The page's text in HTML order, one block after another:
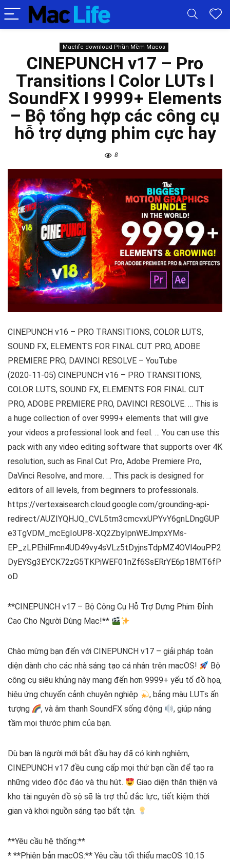
Maclife download Phần Mềm Macos
CINEPUNCH v17 – Pro
Transitions I Color LUTs I
SoundFX I 9999+ Elements
– Bộ tổng hợp các công cụ
hỗ trợ dựng phim cực hay
8
CINEPUNCH v16 – PRO TRANSITIONS, COLOR LUTS,
SOUND FX, ELEMENTS FOR FINAL CUT PRO, ADOBE
PREMIERE PRO, DAVINCI RESOLVE – YouTube
(2020-11-05) CINEPUNCH v16 – PRO TRANSITIONS,
COLOR LUTS, SOUND FX, ELEMENTS FOR FINAL CUT
PRO, ADOBE PREMIERE PRO, DAVINCI RESOLVE. … This is
a huge collection of over 9999+ elements that will give
your videos a professional look and feel. … You can use this
pack with any video editing software that supports over 4K
resolution, such as Final Cut Pro, Adobe Premiere Pro,
DaVinci Resolve, and more. … This pack is designed for
editors of all levels, from beginners to professionals.
https://vertexaisearch.cloud.google.com/grounding-api-
redirect/AUZIYQHJQ_CVL5tm3cmcvxUPYvY6gnLDngGUP
e3TgVDM_mcEgIoUP8-XQ2ZbyIpnWEJmpxYMs-
EP_zLPEhilFmn4UD49vy4sVLz5tDyjnsTdpMZ4OVl4ouPP2
DyEYSg3EYCK72zG5TKPiWEF01nZf6SsERrYE6p1BMT6fP
oD
**CINEPUNCH v17 – Bộ Công Cụ Hỗ Trợ Dựng Phim Đỉnh
Cao Cho Người Dùng Mac!**
Chào mừng bạn đến với CINEPUNCH v17 – giải pháp toàn
diện dành cho các nhà sáng tạo cá nhân trên macOS!
Bộ
công cụ siêu khủng này mang đến hơn 9999+ yếu tố đồ họa,
hiệu ứng chuyển cảnh chuyên nghiệp
, bảng màu LUTs ấn
tượng
, và âm thanh SoundFX sống động
, giúp nâng
tầm mọi thước phim của bạn.
Dù bạn là người mới bắt đầu hay đã có kinh nghiệm,
CINEPUNCH v17 đều cung cấp mọi thứ bạn cần để tạo ra
những video độc đáo và thu hút.
Giao diện thân thiện và
kho tài nguyên đồ sộ sẽ là trợ thủ đắc lực, tiết kiệm thời
gian và khơi nguồn sáng tạo bất tận.
**Yêu cầu hệ thống:**
* **Phiên bản macOS:** Yêu cầu tối thiểu macOS 10.15